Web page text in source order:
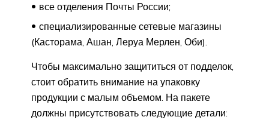
все отделения Почты России;
специализированные сетевые магазины
(Касторама, Ашан, Леруа Мерлен, Оби).
Чтобы максимально защититься от подделок,
стоит обратить внимание на упаковку
продукции с малым объемом. На пакете
должны присутствовать следующие детали: